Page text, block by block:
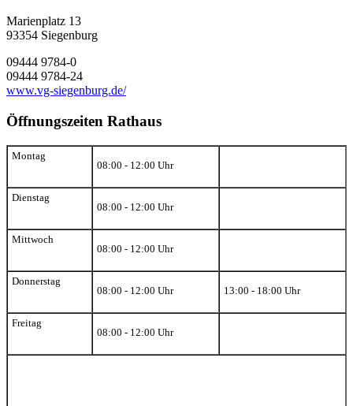
Marienplatz 13
93354 Siegenburg
09444 9784-0
09444 9784-24
www.vg-siegenburg.de/
Öffnungszeiten Rathaus
Montag
08:00 - 12:00 Uhr
Dienstag
08:00 - 12:00 Uhr
Mittwoch
08:00 - 12:00 Uhr
Donnerstag
08:00 - 12:00 Uhr
13:00 - 18:00 Uhr
Freitag
08:00 - 12:00 Uhr